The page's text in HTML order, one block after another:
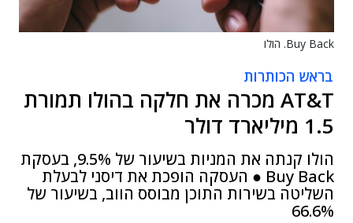
Buy Back. הולו
בראש הכותרות
AT&T מכרה את חלקה בהולו תמורת
1.5 מיליארד דולר
הולו קנתה את המניות בשיעור של 9.5%, בעסקת
Buy Back ● העסקה הופכת את דיסני לבעלת
השליטה בשירות התוכן מבוסס הווב, בשיעור של
66.6%